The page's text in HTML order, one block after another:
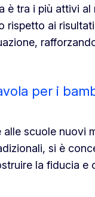
è tra i più attivi
rispetto ai
per i
scuole nuovi
si è
la fiducia e